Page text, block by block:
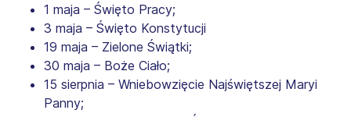
1 maja – Święto Pracy;
3 maja – Święto Konstytucji
19 maja – Zielone Świątki;
30 maja – Boże Ciało;
15 sierpnia – Wniebowzięcie Najświętszej Maryi
Panny;